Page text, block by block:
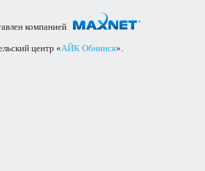
компанией
центр «АЙК Обнинск».